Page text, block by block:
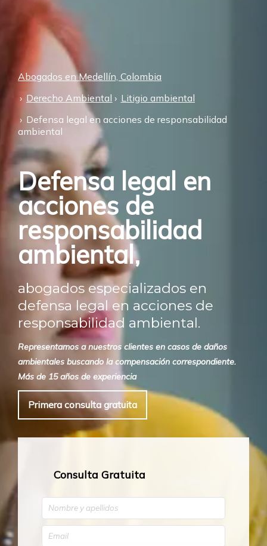
Abogados en Medellín, Colombia
Derecho Ambiental
Litigio ambiental
Defensa legal en acciones de responsabilidad
ambiental
Defensa legal en
acciones de
responsabilidad
ambiental,
abogados especializados en
defensa legal en acciones de
responsabilidad ambiental.
Representamos a nuestros clientes en casos de daños
ambientales buscando la compensación correspondiente.
Más de 15 años de experiencia
Primera consulta gratuita
Consulta Gratuita